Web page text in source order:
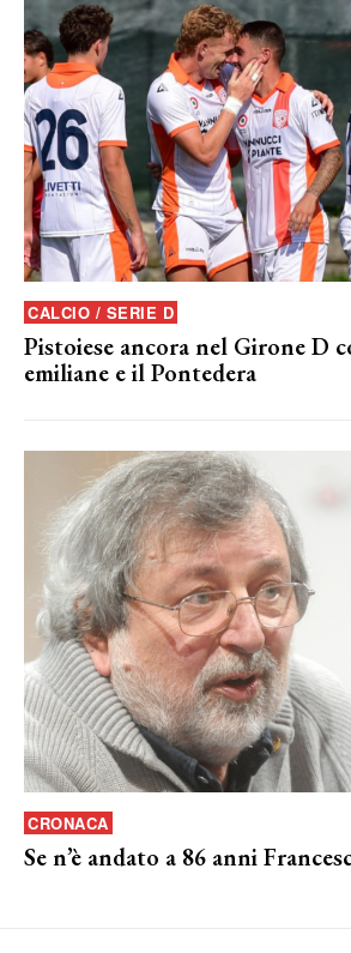
CALCIO / SERIE D
Pistoiese ancora nel Girone D
emiliane e il Pontedera
CRONACA
Se n’è andato a 86 anni